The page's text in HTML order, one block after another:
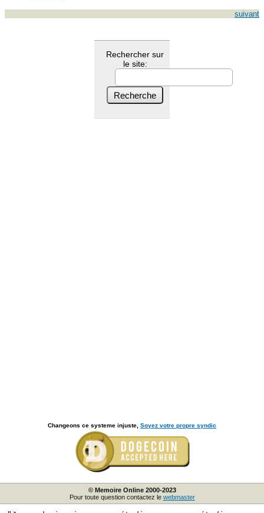
suivant
Rechercher sur
le site:
Changeons ce systeme injuste, Soyez votre propre syndic
© Memoire Online 2000-2023
Pour toute question contactez le webmaster